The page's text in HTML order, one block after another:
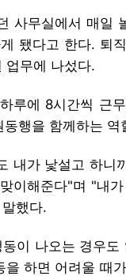
사무실에서 매일
됐다고 한다. 퇴
업무에 나섰다.
루에 8시간씩 근
행을 함께하는 역
내가 낯설고 하니
이해준다"며 "내
했다.
이 나오는 경우
을 하면 어려울 때